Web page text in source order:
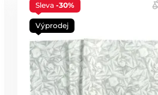
Sleva-30%
Výprodej